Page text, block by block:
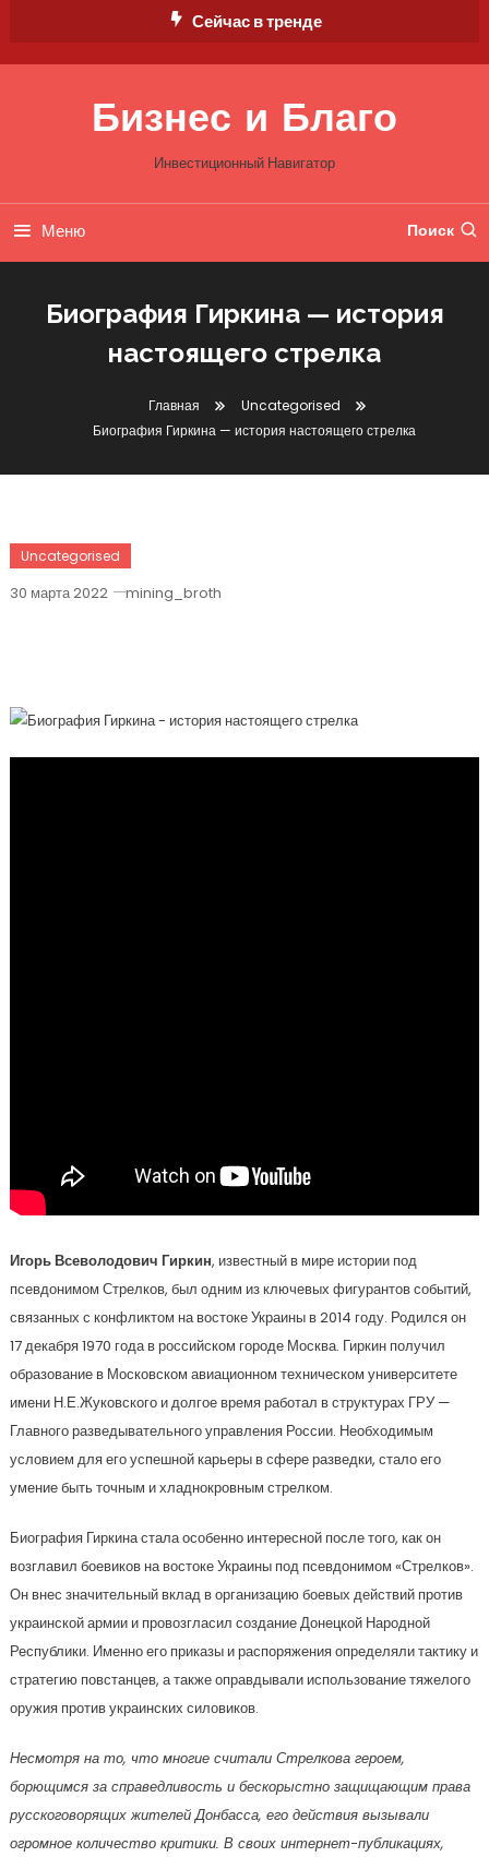
Сейчас в тренде
Бизнес и Благо
Инвестиционный Навигатор
Меню Поиск
Биография Гиркина — история
настоящего стрелка
Главная
Uncategorised
Биография Гиркина — история настоящего стрелка
Uncategorised
30 марта 2022 mining_broth
Игорь Всеволодович Гиркин, известный в мире истории под
псевдонимом Стрелков, был одним из ключевых фигурантов событий,
связанных с конфликтом на востоке Украины в 2014 году. Родился он
17 декабря 1970 года в российском городе Москва. Гиркин получил
образование в Московском авиационном техническом университете
имени Н.Е.Жуковского и долгое время работал в структурах ГРУ —
Главного разведывательного управления России. Необходимым
условием для его успешной карьеры в сфере разведки, стало его
умение быть точным и хладнокровным стрелком.
Биография Гиркина стала особенно интересной после того, как он
возглавил боевиков на востоке Украины под псевдонимом «Стрелков».
Он внес значительный вклад в организацию боевых действий против
украинской армии и провозгласил создание Донецкой Народной
Республики. Именно его приказы и распоряжения определяли тактику и
стратегию повстанцев, а также оправдывали использование тяжелого
оружия против украинских силовиков.
Несмотря на то, что многие считали Стрелкова героем,
борющимся за справедливость и бескорыстно защищающим права
русскоговорящих жителей Донбасса, его действия вызывали
огромное количество критики. В своих интернет-публикациях,